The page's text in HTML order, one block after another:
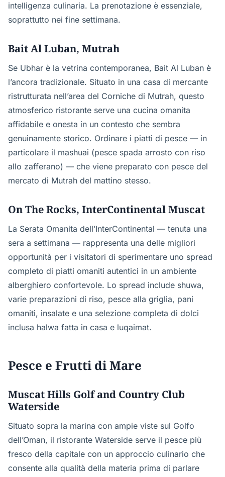
intelligenza culinaria. La prenotazione è essenziale,
soprattutto nei fine settimana.
Bait Al Luban, Mutrah
Se Ubhar è la vetrina contemporanea, Bait Al Luban è
l’ancora tradizionale. Situato in una casa di mercante
ristrutturata nell’area del Corniche di Mutrah, questo
atmosferico ristorante serve una cucina omanita
affidabile e onesta in un contesto che sembra
genuinamente storico. Ordinare i piatti di pesce — in
particolare il mashuai (pesce spada arrosto con riso
allo zafferano) — che viene preparato con pesce del
mercato di Mutrah del mattino stesso.
On The Rocks, InterContinental Muscat
La Serata Omanita dell’InterContinental — tenuta una
sera a settimana — rappresenta una delle migliori
opportunità per i visitatori di sperimentare uno spread
completo di piatti omaniti autentici in un ambiente
alberghiero confortevole. Lo spread include shuwa,
varie preparazioni di riso, pesce alla griglia, pani
omaniti, insalate e una selezione completa di dolci
inclusa halwa fatta in casa e luqaimat.
Pesce e Frutti di Mare
Muscat Hills Golf and Country Club
Waterside
Situato sopra la marina con ampie viste sul Golfo
dell’Oman, il ristorante Waterside serve il pesce più
fresco della capitale con un approccio culinario che
consente alla qualità della materia prima di parlare